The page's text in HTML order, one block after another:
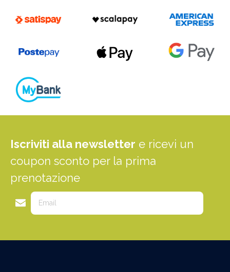
Iscriviti alla newsletter e ricevi un
coupon sconto per la prima
prenotazione